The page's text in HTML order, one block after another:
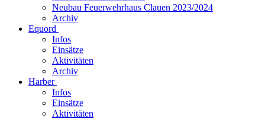
Neubau Feuerwehrhaus Clauen 2023/2024
Archiv
Equord
Infos
Einsätze
Aktivitäten
Archiv
Harber
Infos
Einsätze
Aktivitäten